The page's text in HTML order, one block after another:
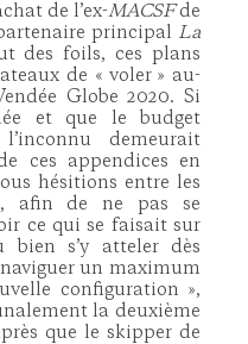
de l’ex-MACSFde
principal La
des foils, ces plans
de « voler » au-
Globe 2020. Si
et que le budget
demeurait
ces appendices en
hésitions entre les
afin de ne pas se
ce qui se faisait sur
bien s’y atteler dès
un maximum
configuration »,
la deuxième
que le skipper de